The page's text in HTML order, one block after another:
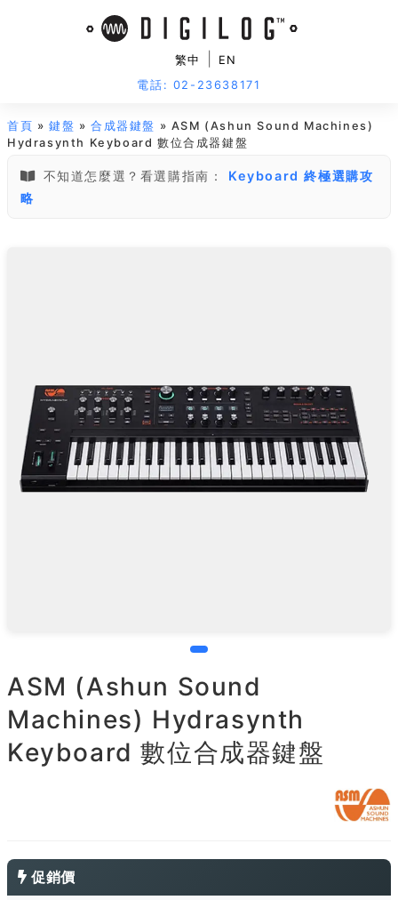
繁中
EN
電話: 02-23638171
首頁 »鍵盤 »合成器鍵盤 » ASM (Ashun Sound Machines)
Hydrasynth Keyboard 數位合成器鍵盤
不知道怎麼選？看選購指南：
Keyboard 終極選購攻
略
ASM (Ashun Sound
Machines) Hydrasynth
Keyboard 數位合成器鍵盤
促銷價